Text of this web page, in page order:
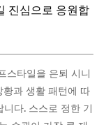
진심으로 응원합
스타일을 은퇴 시니
황과 생활 패턴에 따
다. 스스로 정한 기